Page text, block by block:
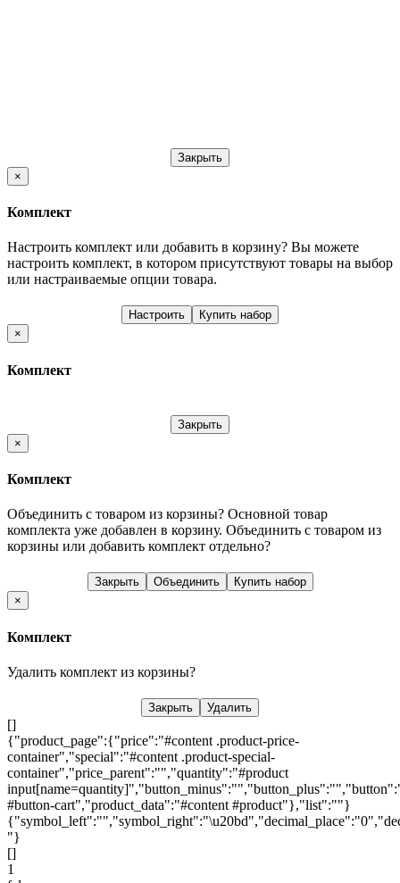
Закрыть
×
Комплект
Настроить комплект или добавить в корзину? Вы можете
настроить комплект, в котором присутствуют товары на выбор
или настраиваемые опции товара.
Настроить
Купить набор
×
Комплект
Закрыть
×
Комплект
Объединить с товаром из корзины? Основной товар
комплекта уже добавлен в корзину. Объединить с товаром из
корзины или добавить комплект отдельно?
Закрыть Объединить
Купить набор
×
Комплект
Удалить комплект из корзины?
Закрыть Удалить
[]
{"product_page":{"price":"#content .product-price-
container","special":"#content .product-special-
container","price_parent":"","quantity":"#product
#button-cart","product_data":"#content #product"},"list":""}
"}
[]
1